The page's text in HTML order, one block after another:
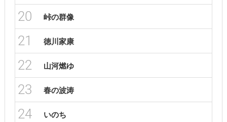
20 峠の群像
21 徳川家康
22 山河燃ゆ
23 春の波涛
24 いのち